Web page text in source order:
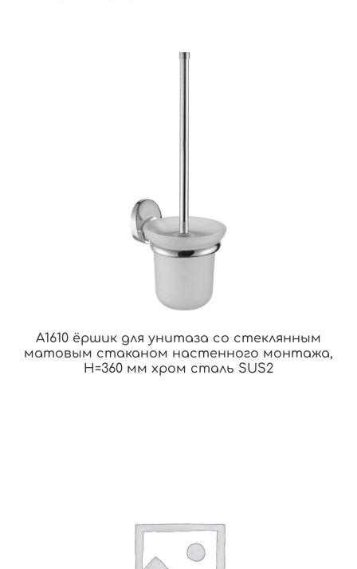
A1610 ёршик для унитаза со стеклянным
матовым стаканом настенного монтажа,
H=360 мм хром сталь SUS2